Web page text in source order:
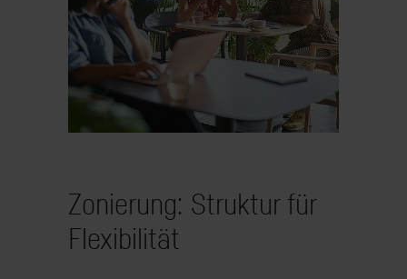
Zonierung: Struktur für
Flexibilität